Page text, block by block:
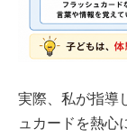
実際、私が指導
ュカードを熱心